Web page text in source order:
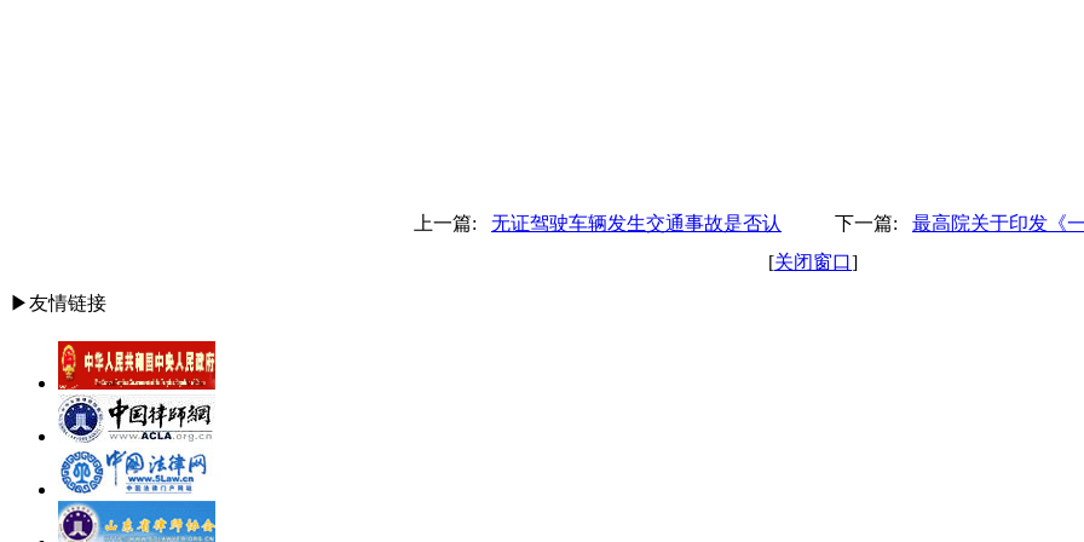
上一篇: 无证驾驶车辆发生交通事故是否认 下一篇: 最高院关于印发《
[关闭窗口]
▶友情链接